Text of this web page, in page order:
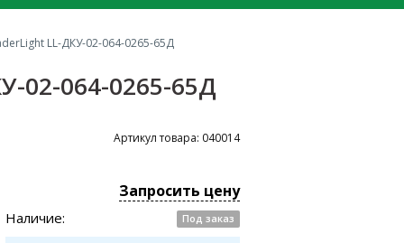
LL-ДКУ-02-064-0265-65Д
02-064-0265-65Д
Артикул товара: 040014
Запросить цену
Наличие: Под заказ